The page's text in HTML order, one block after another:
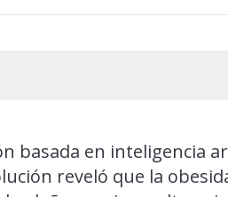
basada en inteligencia
reveló que la